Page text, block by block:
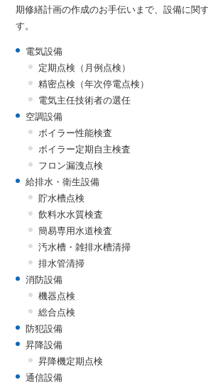
期修繕計画の作成のお手伝いまで、設備に関
す。
電気設備
定期点検（月例点検）
精密点検（年次停電点検）
電気主任技術者の選任
空調設備
ボイラー性能検査
ボイラー定期自主検査
フロン漏洩点検
給排水・衛生設備
貯水槽点検
飲料水水質検査
簡易専用水道検査
汚水槽・雑排水槽清掃
排水管清掃
消防設備
機器点検
総合点検
防犯設備
昇降設備
昇降機定期点検
通信設備